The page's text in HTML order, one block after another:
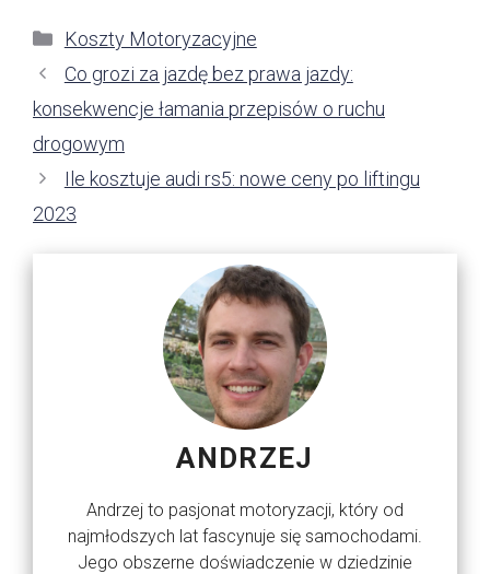
Kategorie
Koszty Motoryzacyjne
Co grozi za jazdę bez prawa jazdy:
konsekwencje łamania przepisów o ruchu
drogowym
Ile kosztuje audi rs5: nowe ceny po liftingu
2023
ANDRZEJ
Andrzej to pasjonat motoryzacji, który od
najmłodszych lat fascynuje się samochodami.
Jego obszerne doświadczenie w dziedzinie